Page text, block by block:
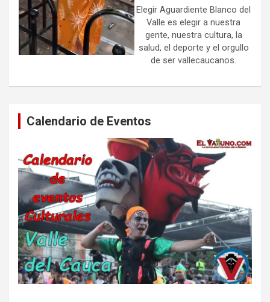
Elegir Aguardiente Blanco del
Valle es elegir a nuestra
gente, nuestra cultura, la
salud, el deporte y el orgullo
de ser vallecaucanos.
Calendario de Eventos